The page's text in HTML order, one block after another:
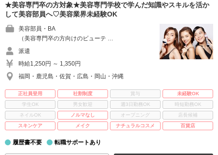
★美容専門卒の方対象★美容専門学校で学んだ知識やスキルを活か
して美容部員へ♡美容業界未経験OK
美容部員・BA
（美容専門卒の方向けのビューテ …
派遣
時給1,250円 ～ 1,350円
福岡・鹿児島・佐賀・広島・岡山・沖縄
正社員登用 社割制度 賞与
未経験OK
学生OK
男女歓迎 週3日勤務OK
時短勤務OK
ネイルOK
ノルマなし オープニング
店長候補
スキンケア
メイク ナチュラルコスメ 百貨店
履歴書不要 転職サポートあり